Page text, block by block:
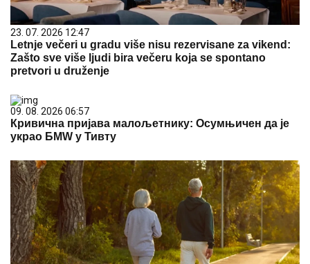
23. 07. 2026 12:47
Letnje večeri u gradu više nisu rezervisane za vikend:
Zašto sve više ljudi bira večeru koja se spontano
pretvori u druženje
09. 08. 2026 06:57
Кривична пријава малољетнику: Осумњичен да је
украо БМW у Тивту